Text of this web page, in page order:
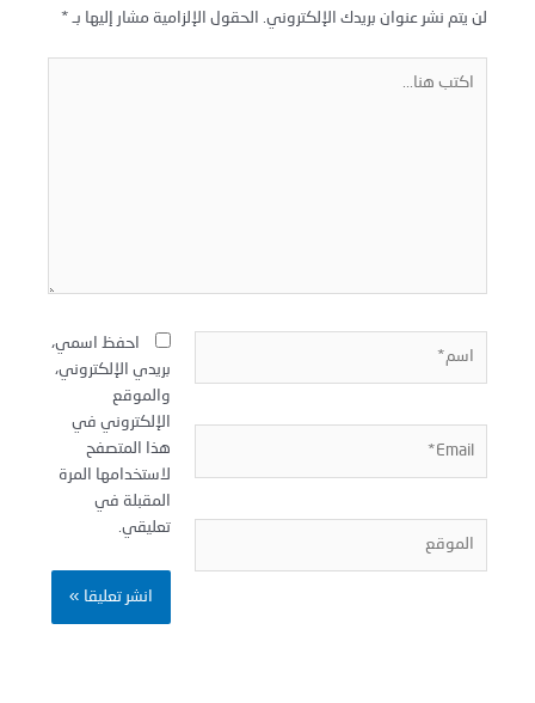
لن يتم نشر عنوان بريدك الإلكتروني. الحقول الإلزامية مشار إليها بـ
احفظ اسمي،
بريدي الإلكتروني،
والموقع
الإلكتروني في
هذا المتصفح
لاستخدامها المرة
المقبلة في
تعليقي.